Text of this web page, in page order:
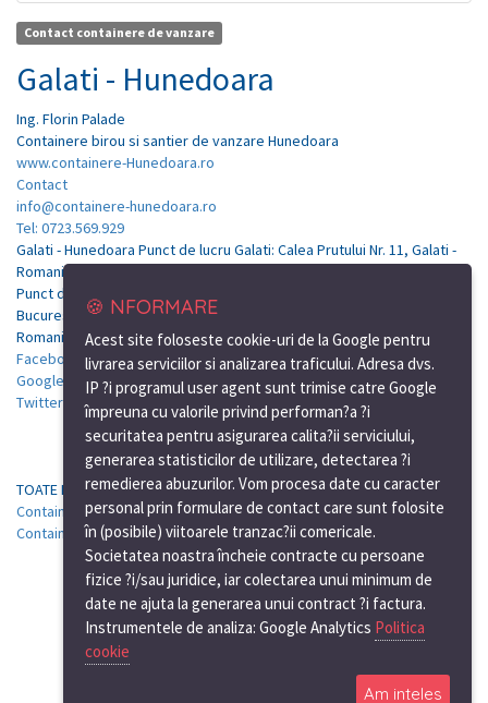
Contact containere de vanzare
Galati - Hunedoara
Ing. Florin Palade
Containere birou si santier de vanzare Hunedoara
www.containere-Hunedoara.ro
Contact
info@containere-hunedoara.ro
Tel: 0723.569.929
Galati - Hunedoara Punct de lucru Galati: Calea Prutului Nr. 11, Galati -
Romania
Punct de lucru Bucuresti: Soseaua de centura, nr.12, km.7, Tunari-
Bucuresti
Romania
Facebook
Google Plus
Twitter
TOATE PRETURILE AU CARACTER INFORMATIV
Containere de vanzare Hunedoara|Containere de birou Hunedoara
Containere de santier Hunedoara
🍪 NFORMARE
Acest site foloseste cookie-uri de la Google pentru
livrarea serviciilor si analizarea traficului. Adresa dvs.
IP ?i programul user agent sunt trimise catre Google
împreuna cu valorile privind performan?a ?i
securitatea pentru asigurarea calita?ii serviciului,
generarea statisticilor de utilizare, detectarea ?i
remedierea abuzurilor. Vom procesa date cu caracter
personal prin formulare de contact care sunt folosite
în (posibile) viitoarele tranzac?ii comericale.
Societatea noastra încheie contracte cu persoane
fizice ?i/sau juridice, iar colectarea unui minimum de
date ne ajuta la generarea unui contract ?i factura.
Instrumentele de analiza: Google Analytics Politica
cookie
Am inteles